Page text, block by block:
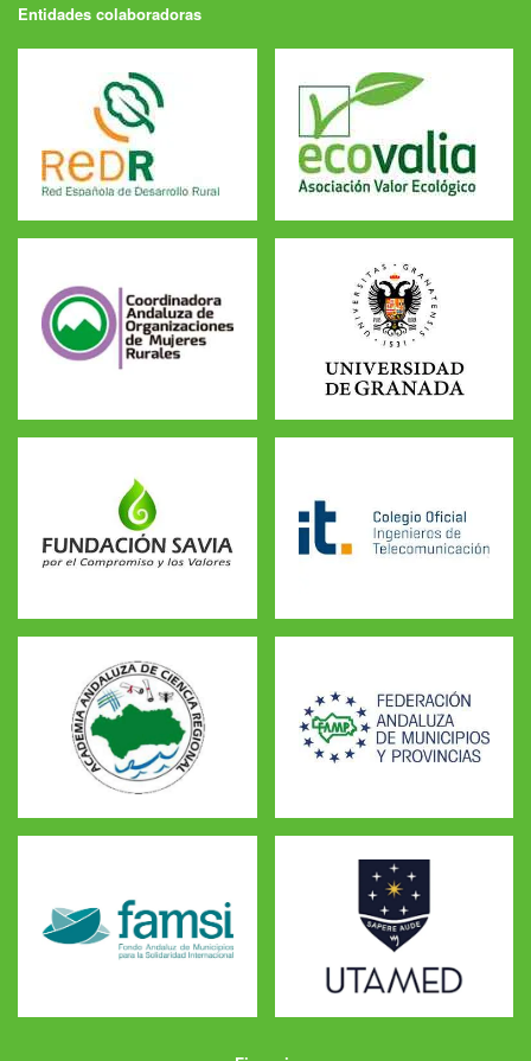
Entidades colaboradoras